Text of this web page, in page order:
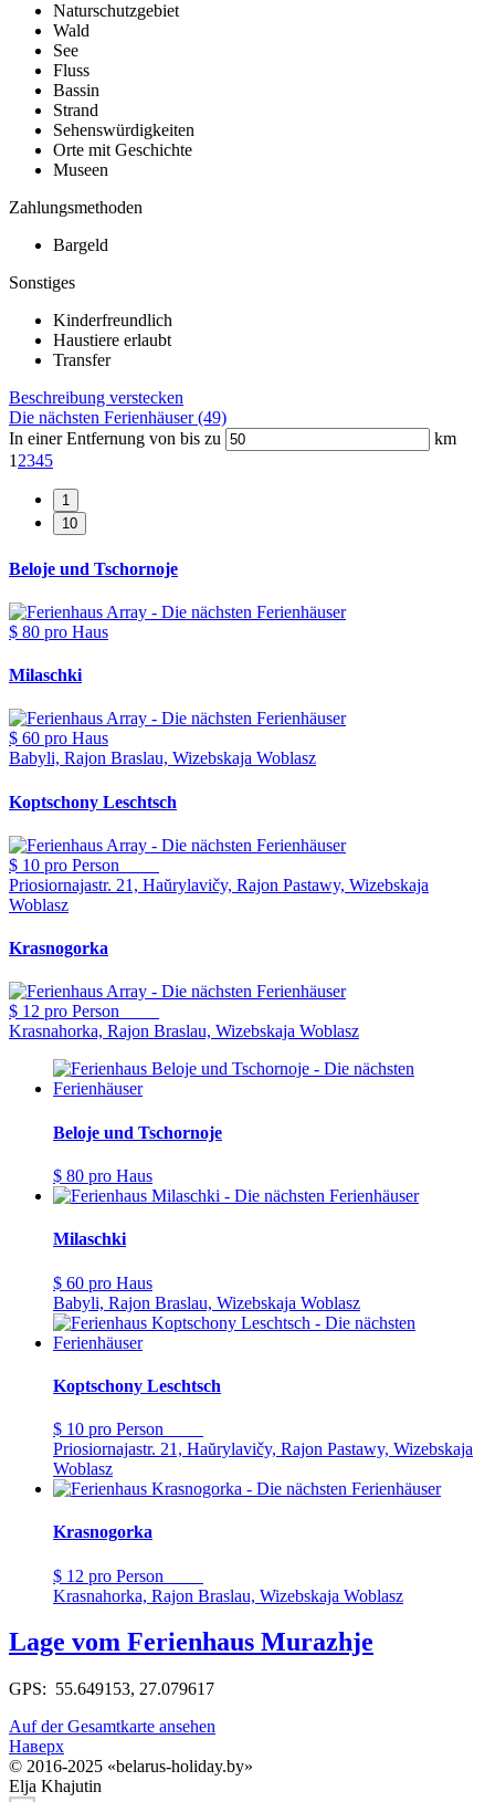
Naturschutzgebiet
Wald
See
Fluss
Bassin
Strand
Sehenswürdigkeiten
Orte mit Geschichte
Museen
Zahlungsmethoden
Bargeld
Sonstiges
Kinderfreundlich
Haustiere erlaubt
Transfer
Beschreibung verstecken
Die nächsten Ferienhäuser (49)
In einer Entfernung von bis zu
km
1 2345
Beloje und Tschornoje
$ 80 pro Haus
Milaschki
$ 60 pro Haus
Babyli, Rajon Braslau, Wizebskaja Woblasz
Koptschony Leschtsch
$ 10 pro Person
Priosiornajastr. 21, Haŭrylavičy, Rajon Pastawy, Wizebskaja
Woblasz
Krasnogorka
$ 12 pro Person
Krasnahorka, Rajon Braslau, Wizebskaja Woblasz
Beloje und Tschornoje
$ 80 pro Haus
Milaschki
$ 60 pro Haus
Babyli, Rajon Braslau, Wizebskaja Woblasz
Koptschony Leschtsch
$ 10 pro Person
Priosiornajastr. 21, Haŭrylavičy, Rajon Pastawy, Wizebskaja
Woblasz
Krasnogorka
$ 12 pro Person
Krasnahorka, Rajon Braslau, Wizebskaja Woblasz
Lage vom Ferienhaus Murazhje
GPS: 55.649153, 27.079617
Auf der Gesamtkarte ansehen
Наверх
© 2016-2025 «belarus-holiday.by»
Elja Khajutin